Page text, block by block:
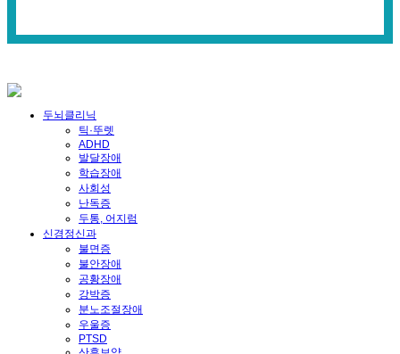
두뇌클리닉
틱·뚜렛
ADHD
발달장애
학습장애
사회성
난독증
두통, 어지럼
신경정신과
불면증
불안장애
공황장애
강박증
분노조절장애
우울증
PTSD